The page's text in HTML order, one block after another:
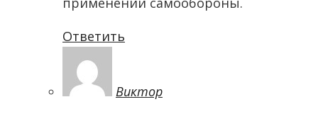
Ответить
Виктор